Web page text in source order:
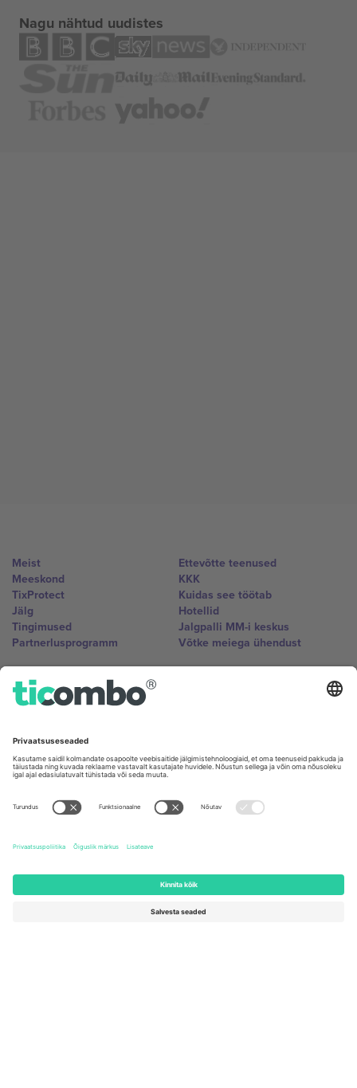
Nagu nähtud uudistes
Meist
Meeskond
TixProtect
Jälg
Tingimused
Partnerlusprogramm
Ettevõtte teenused
KKK
Kuidas see töötab
Hotellid
Jalgpalli MM-i keskus
Võtke meiega ühendust
Kontorid ja tugi
Berlin, Germany
London, EC1V 1AW, United
Kingdom